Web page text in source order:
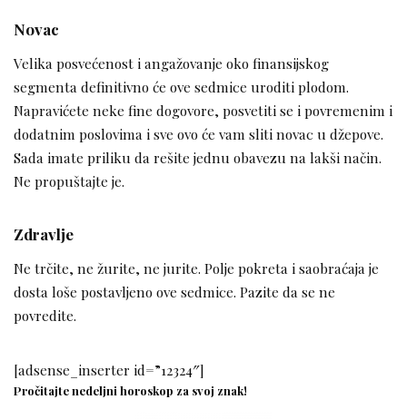
Novac
Velika posvećenost i angažovanje oko finansijskog
segmenta definitivno će ove sedmice uroditi plodom.
Napravićete neke fine dogovore, posvetiti se i povremenim i
dodatnim poslovima i sve ovo će vam sliti novac u džepove.
Sada imate priliku da rešite jednu obavezu na lakši način.
Ne propuštajte je.
Zdravlje
Ne trčite, ne žurite, ne jurite. Polje pokreta i saobraćaja je
dosta loše postavljeno ove sedmice. Pazite da se ne
povredite.
[adsense_inserter id=”12324″]
Pročitajte nedeljni horoskop za svoj znak!